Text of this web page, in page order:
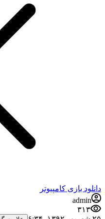
بازی کامپیوتر
۳۱۳